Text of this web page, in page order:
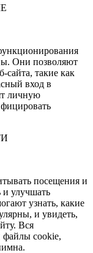
Они позволяют
сайта, такие как
вход в
личную
посещения и
и улучшать
узнать, какие
и увидеть,
Вся
файлы cookie,